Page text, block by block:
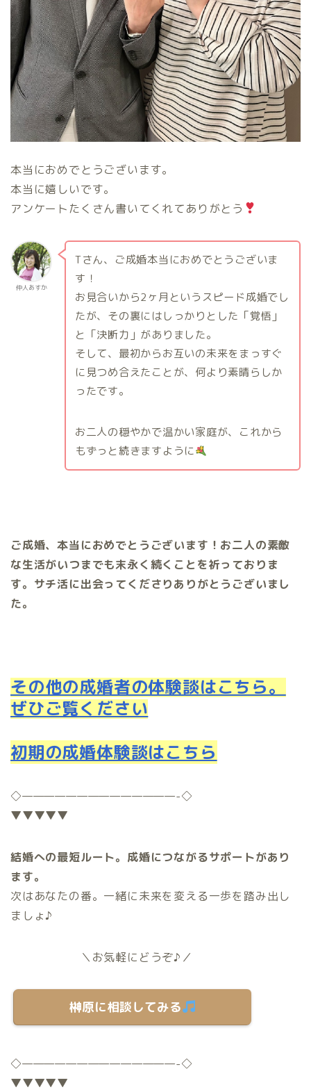
本当におめでとうございます。
本当に嬉しいです。
アンケートたくさん書いてくれてありがとう
仲人あすか
Tさん、ご成婚本当におめでとうございま
す！
お見合いから2ヶ月というスピード成婚でし
たが、その裏にはしっかりとした「覚悟」
と「決断力」がありました。
そして、最初からお互いの未来をまっすぐ
に見つめ合えたことが、何より素晴らしか
ったです。
お二人の穏やかで温かい家庭が、これから
もずっと続きますように
ご成婚、本当におめでとうございます！お二人の素敵
な生活がいつまでも末永く続くことを祈っておりま
す。サチ活に出会ってくださりありがとうございまし
た。
その他の成婚者の体験談はこちら。
ぜひご覧ください
初期の成婚体験談はこちら
◇——————————————-◇
▼▼▼▼▼
結婚への最短ルート。成婚につながるサポートがあり
ます。
次はあなたの番。一緒に未来を変える一歩を踏み出し
ましょ♪
＼お気軽にどうぞ♪／
榊原に相談してみる
◇——————————————-◇
▼▼▼▼▼